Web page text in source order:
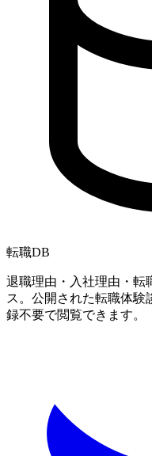
転職DB
退職理由・入社理由・転
ス。公開された転職体
録不要で閲覧できます。